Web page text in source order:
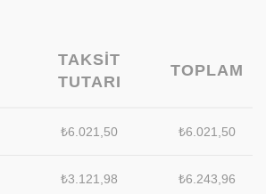
TAKSIT
TUTARI
TOPLAM
₺6.021,50 ₺6.021,50
₺3.121,98 ₺6.243,96